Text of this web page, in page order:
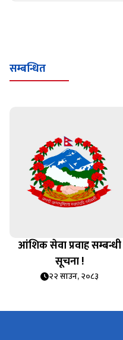
सम्बन्धित
आंशिक सेवा प्रवाह सम्बन्धी
सूचना !
२२ साउन, २०८३